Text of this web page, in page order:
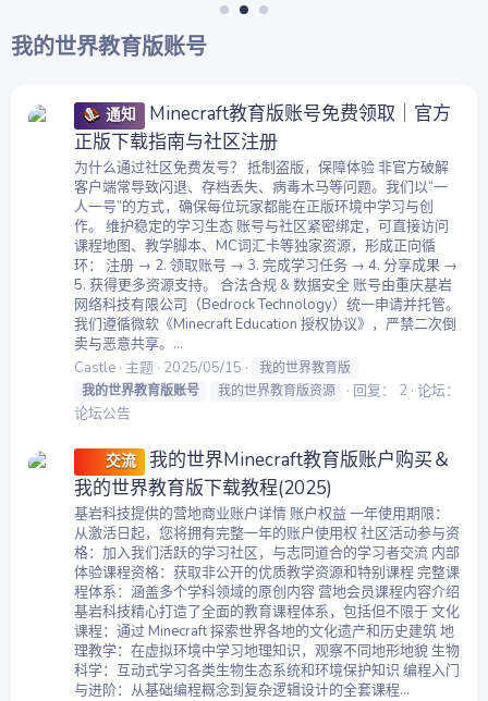
我的世界教育版账号
通知
Minecraft教育版账号免费领取｜官方
正版下载指南与社区注册
为什么通过社区免费发号？ 抵制盗版，保障体验 非官方破解
客户端常导致闪退、存档丢失、病毒木马等问题。我们以“一
人一号”的方式，确保每位玩家都能在正版环境中学习与创
作。 维护稳定的学习生态 账号与社区紧密绑定，可直接访问
课程地图、教学脚本、MC词汇卡等独家资源，形成正向循
环： 注册 → 2. 领取账号 → 3. 完成学习任务 → 4. 分享成果 →
5. 获得更多资源支持。 合法合规 & 数据安全 账号由重庆基岩
网络科技有限公司（Bedrock Technology）统一申请并托管。
我们遵循微软《Minecraft Education 授权协议》，严禁二次倒
卖与恶意共享。...
Castle 主题 2025/05/15
我的世界教育版
我的世界教育版账号
我的世界教育版资源 回复： 2 论坛：
论坛公告
交流
我的世界Minecraft教育版账户购买＆
我的世界教育版下载教程(2025)
基岩科技提供的营地商业账户详情 账户权益 一年使用期限：
从激活日起，您将拥有完整一年的账户使用权 社区活动参与资
格：加入我们活跃的学习社区，与志同道合的学习者交流 内部
体验课程资格：获取非公开的优质教学资源和特别课程 完整课
程体系：涵盖多个学科领域的原创内容 营地会员课程内容介绍
基岩科技精心打造了全面的教育课程体系，包括但不限于 文化
课程：通过 Minecraft 探索世界各地的文化遗产和历史建筑 地
理教学：在虚拟环境中学习地理知识，观察不同地形地貌 生物
科学：互动式学习各类生物生态系统和环境保护知识 编程入门
与进阶：从基础编程概念到复杂逻辑设计的全套课程...